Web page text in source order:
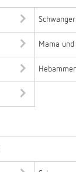
Mama